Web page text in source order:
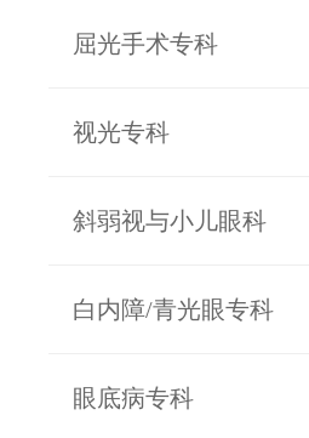
屈光手术专科
视光专科
斜弱视与小儿眼科
白内障/青光眼专科
眼底病专科